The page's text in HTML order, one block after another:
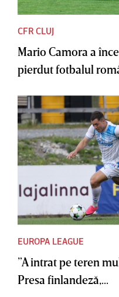
CFR CLUJ
Mario Camora a
pierdut fotbalul
EUROPA LEAGUE
”A intrat pe teren
Presa finlandeză,...